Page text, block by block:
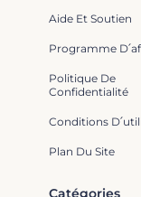
Aide Et Soutien
Programme
Politique De
Confidentialité
Conditions
Plan Du Site
Catégories